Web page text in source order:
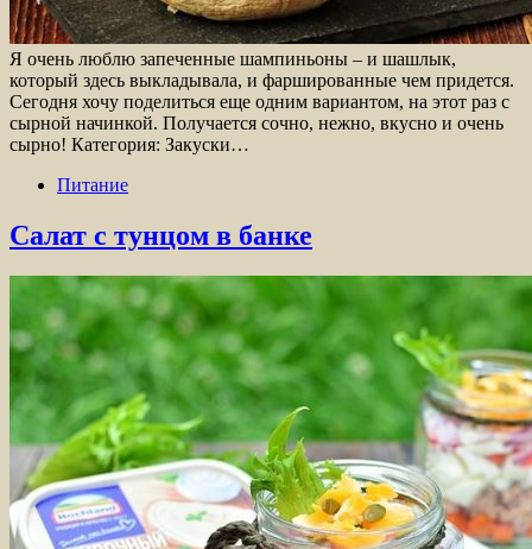
Я очень люблю запеченные шампиньоны – и шашлык,
который здесь выкладывала, и фаршированные чем придется.
Сегодня хочу поделиться еще одним вариантом, на этот раз с
сырной начинкой. Получается сочно, нежно, вкусно и очень
сырно! Категория: Закуски…
Питание
Салат с тунцом в банке